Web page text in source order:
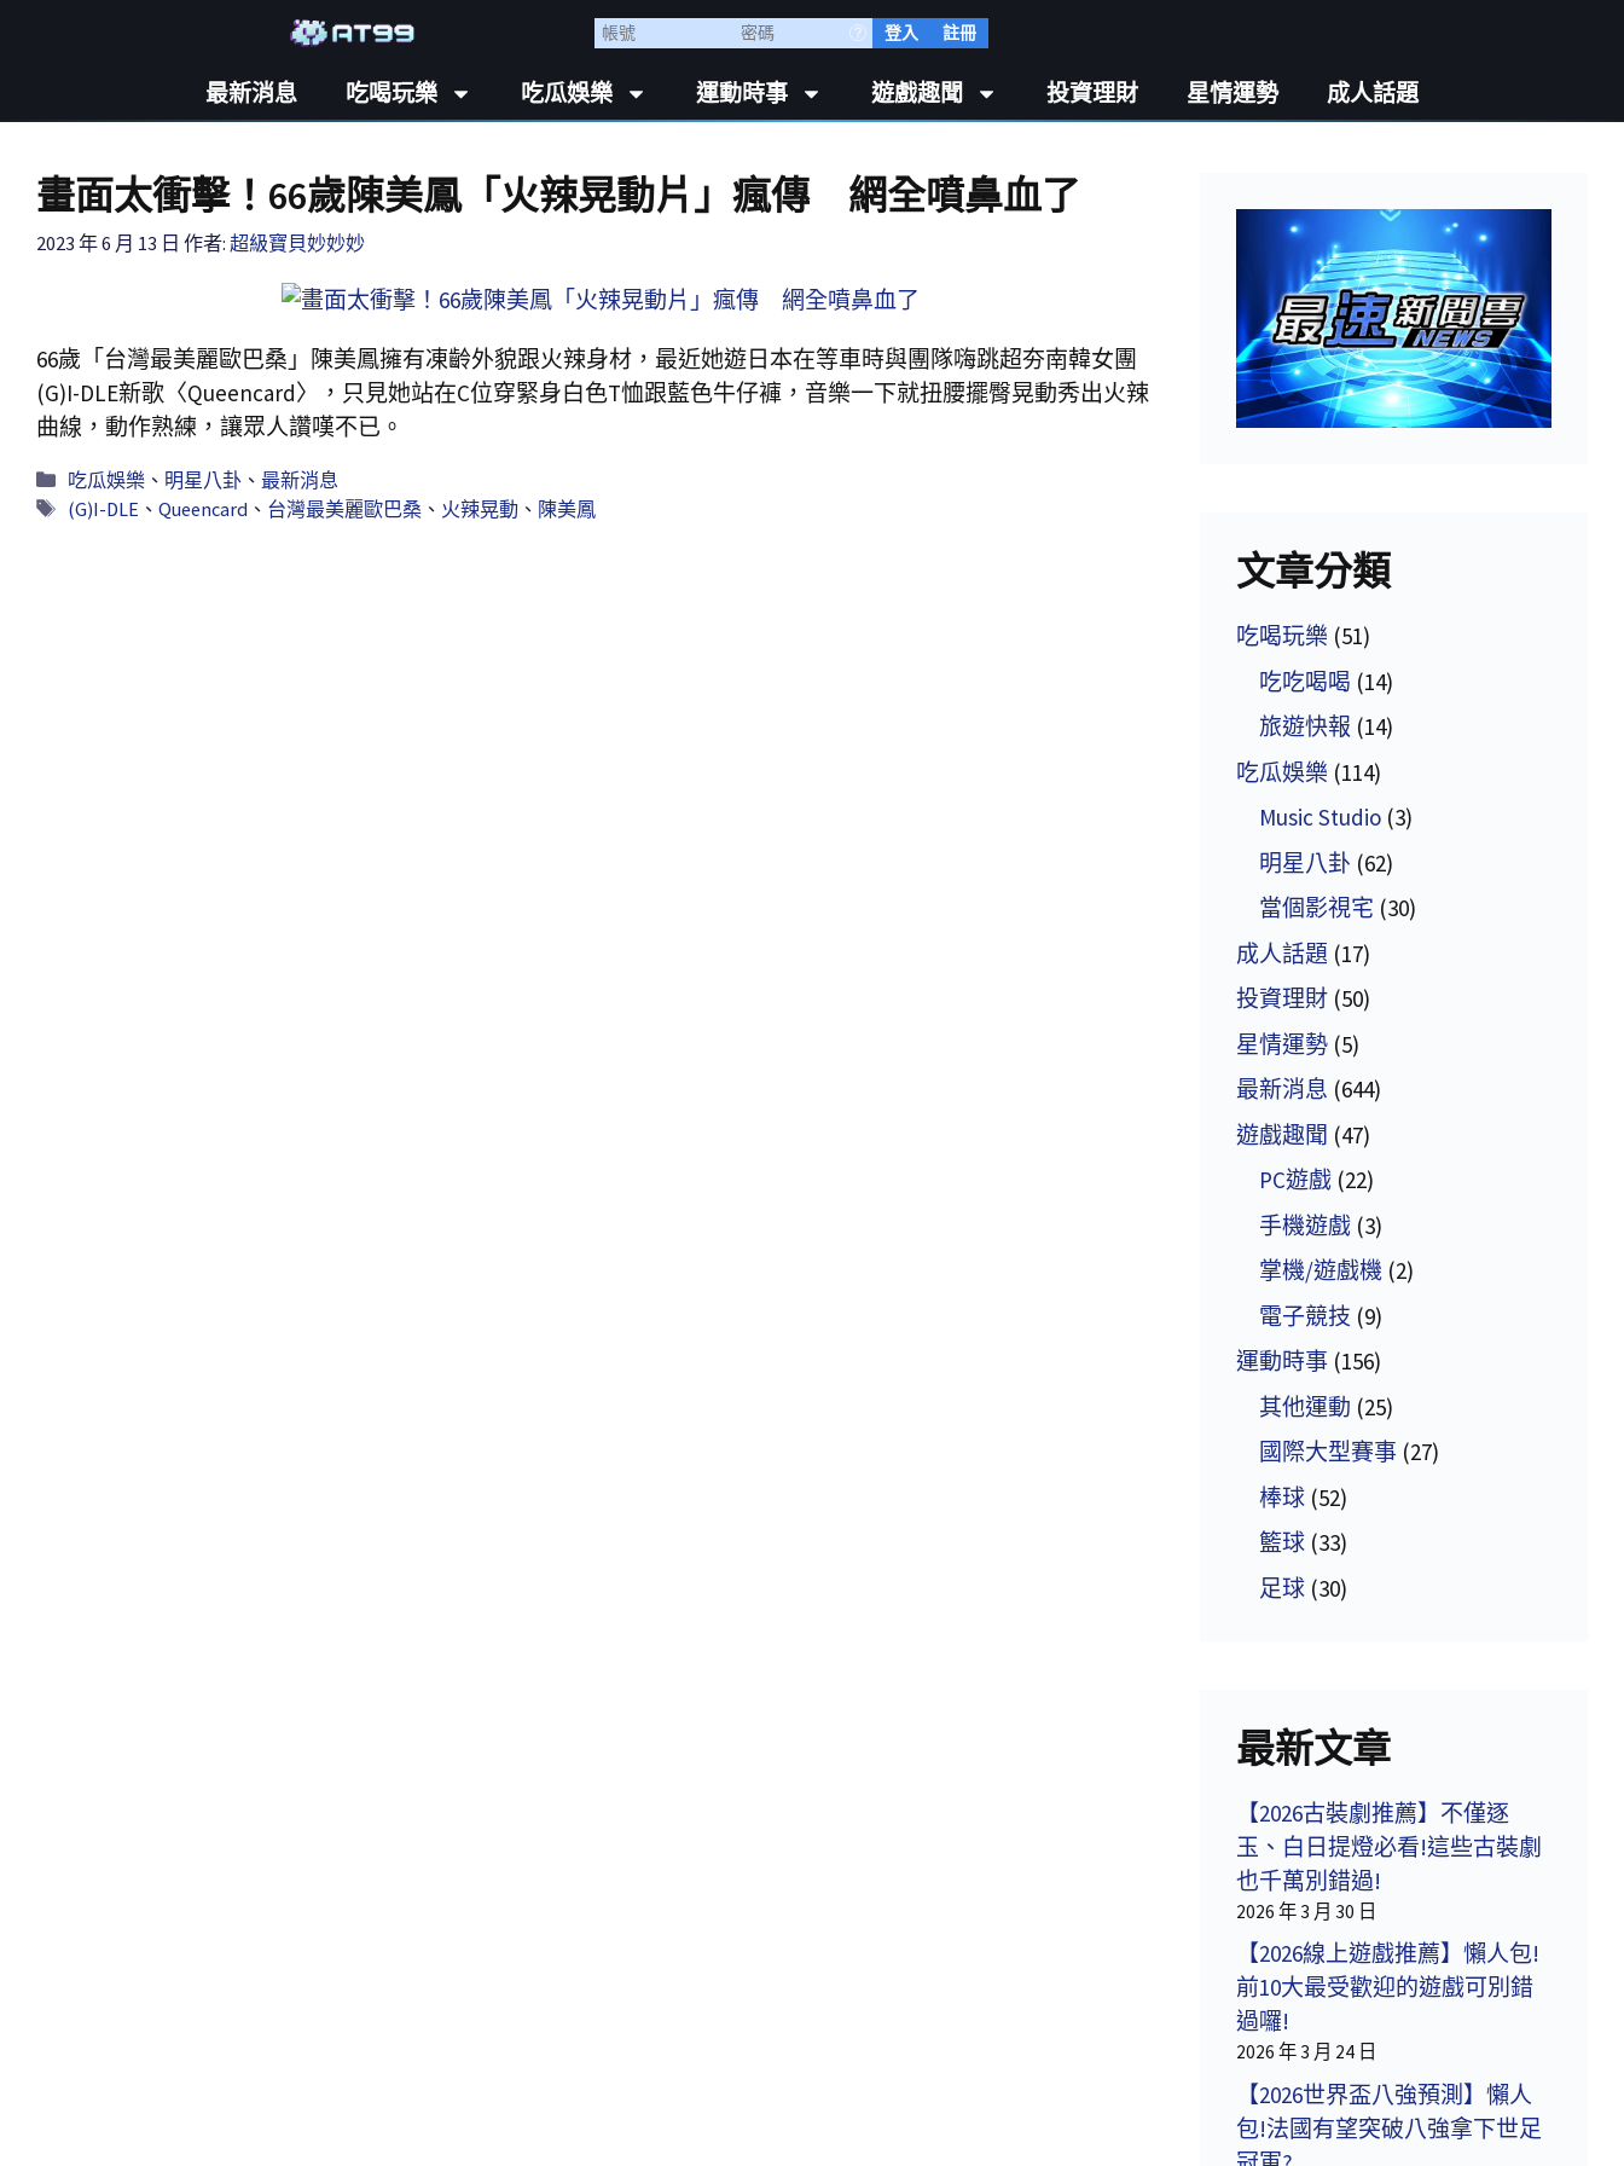
登入 註冊
最新消息 吃喝玩樂 吃瓜娛樂 運動時事 遊戲趣聞 投資理財 星情運勢 成人話題
畫面太衝擊！66歲陳美鳳「火辣晃動片」瘋傳 網全噴鼻血了
2023 年 6 月 13 日 作者: 超級寶貝妙妙妙
66歲「台灣最美麗歐巴桑」陳美鳳擁有凍齡外貌跟火辣身材，最近她遊日本在等車時與團隊嗨跳超夯南韓女團
(G)I-DLE新歌〈Queencard〉，只見她站在C位穿緊身白色T恤跟藍色牛仔褲，音樂一下就扭腰擺臀晃動秀出火辣
曲線，動作熟練，讓眾人讚嘆不已。
吃瓜娛樂、 明星八卦、 最新消息
(G)I-DLE 、 Queencard 、 台灣最美麗歐巴桑、 火辣晃動、 陳美鳳
文章分類
吃喝玩樂 (51)
吃吃喝喝 (14)
旅遊快報 (14)
吃瓜娛樂 (114)
Music Studio (3)
明星八卦 (62)
當個影視宅 (30)
成人話題 (17)
投資理財 (50)
星情運勢 (5)
最新消息 (644)
遊戲趣聞 (47)
PC遊戲 (22)
手機遊戲 (3)
掌機/遊戲機 (2)
電子競技 (9)
運動時事 (156)
其他運動 (25)
國際大型賽事 (27)
棒球 (52)
籃球 (33)
足球 (30)
最新文章
【2026古裝劇推薦】不僅逐
玉、白日提燈必看!這些古裝劇
也千萬別錯過!
2026 年 3 月 30 日
【2026線上遊戲推薦】懶人包!
前10大最受歡迎的遊戲可別錯
過囉!
2026 年 3 月 24 日
【2026世界盃八強預測】懶人
包!法國有望突破八強拿下世足